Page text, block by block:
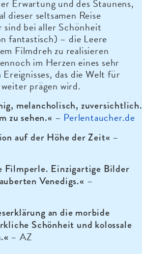
Erwartung und des Staunens,
dieser seltsamen Reise
bei aller Schönheit
fantastisch) – die Leere
Filmdreh zu realisieren
im Herzen eines sehr
das die Welt für
prägen wird.
melancholisch, zuversichtlich.
zu sehen.« – Perlentaucher.de
auf der Höhe der Zeit« –
Filmperle. Einzigartige Bilder
Venedigs.« –
an die morbide
Schönheit und kolossale
– AZ